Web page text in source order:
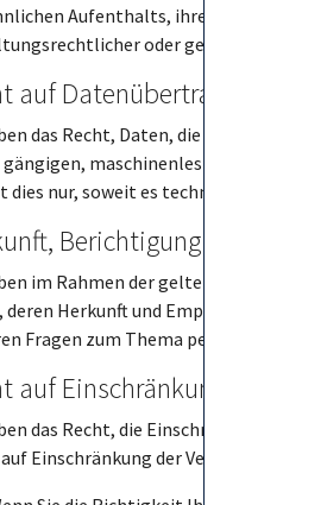
Aufenthalts, ihres
oder gerichtlicher
auf Daten­übertrag­barkeit
das Recht, Daten, die wir auf
maschinenlesbaren Format
nur, soweit es technisch machbar
Berichtigung und
im Rahmen der geltenden
deren Herkunft und Empfänger und
Fragen zum Thema
auf Einschränkung der
das Recht, die Einschränkung der
Einschränkung der Verarbeitung